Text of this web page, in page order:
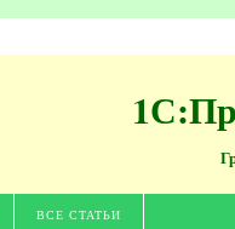
ВСЕ СТАТЬИ